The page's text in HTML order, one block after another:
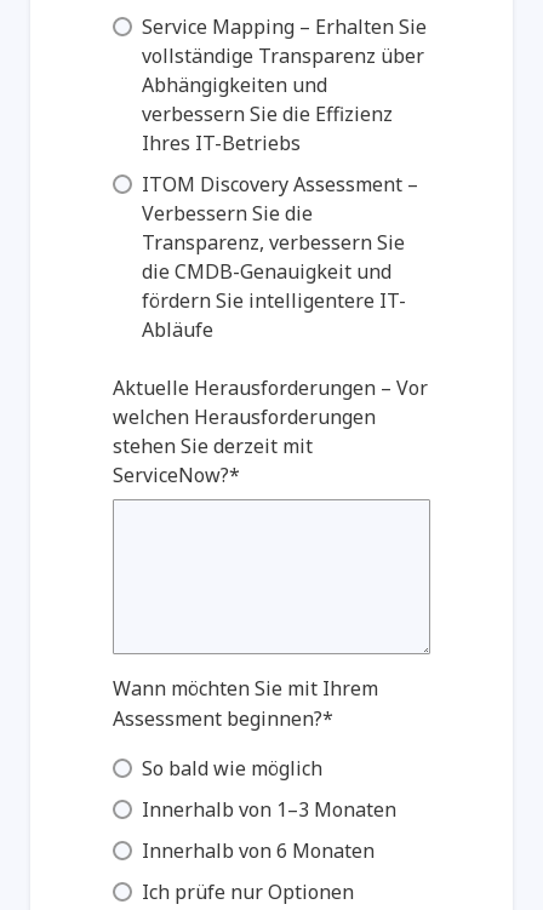
Service Mapping – Erhalten Sie
vollständige Transparenz über
Abhängigkeiten und
verbessern Sie die Effizienz
Ihres IT-Betriebs
ITOM Discovery Assessment –
Verbessern Sie die
Transparenz, verbessern Sie
die CMDB-Genauigkeit und
fördern Sie intelligentere IT-
Abläufe
Aktuelle Herausforderungen – Vor
welchen Herausforderungen
stehen Sie derzeit mit
ServiceNow?*
Wann möchten Sie mit Ihrem
Assessment beginnen?*
So bald wie möglich
Innerhalb von 1–3 Monaten
Innerhalb von 6 Monaten
Ich prüfe nur Optionen